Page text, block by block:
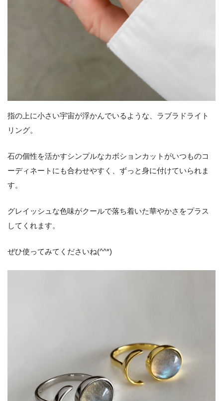
指の上に小さい宇宙が浮かんでいるような、ラブラドライト
リング。
石の個性を活かすシンプルなカボションカットがいつものコ
ーディネートにも合わせやすく、ずっと身に付けていられま
す。
グレイッシュな色味がクールで落ち着いた華やかさをプラス
してくれます。
ぜひ使ってみてくださいね(^^*)